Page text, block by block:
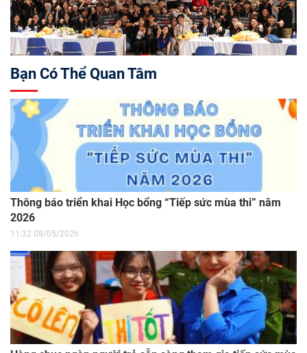
Bạn Có Thể Quan Tâm
Thông báo triển khai Học bổng “Tiếp sức mùa thi” năm
2026
11:32 08/05/2026